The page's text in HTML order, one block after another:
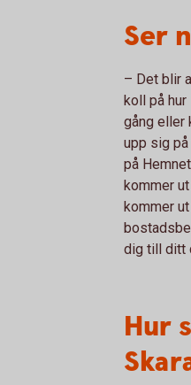
Ser
– Det blir
koll på hur
gång eller
upp sig
på
kommer
kommer
dig till ditt
Hur